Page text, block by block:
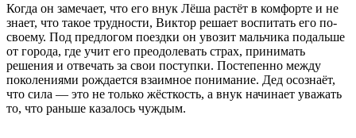
Когда он замечает, что его внук Лёша растёт в комфорте и не
знает, что такое трудности, Виктор решает воспитать его по-
своему. Под предлогом поездки он увозит мальчика подальше
от города, где учит его преодолевать страх, принимать
решения и отвечать за свои поступки. Постепенно между
поколениями рождается взаимное понимание. Дед осознаёт,
что сила — это не только жёсткость, а внук начинает уважать
то, что раньше казалось чуждым.